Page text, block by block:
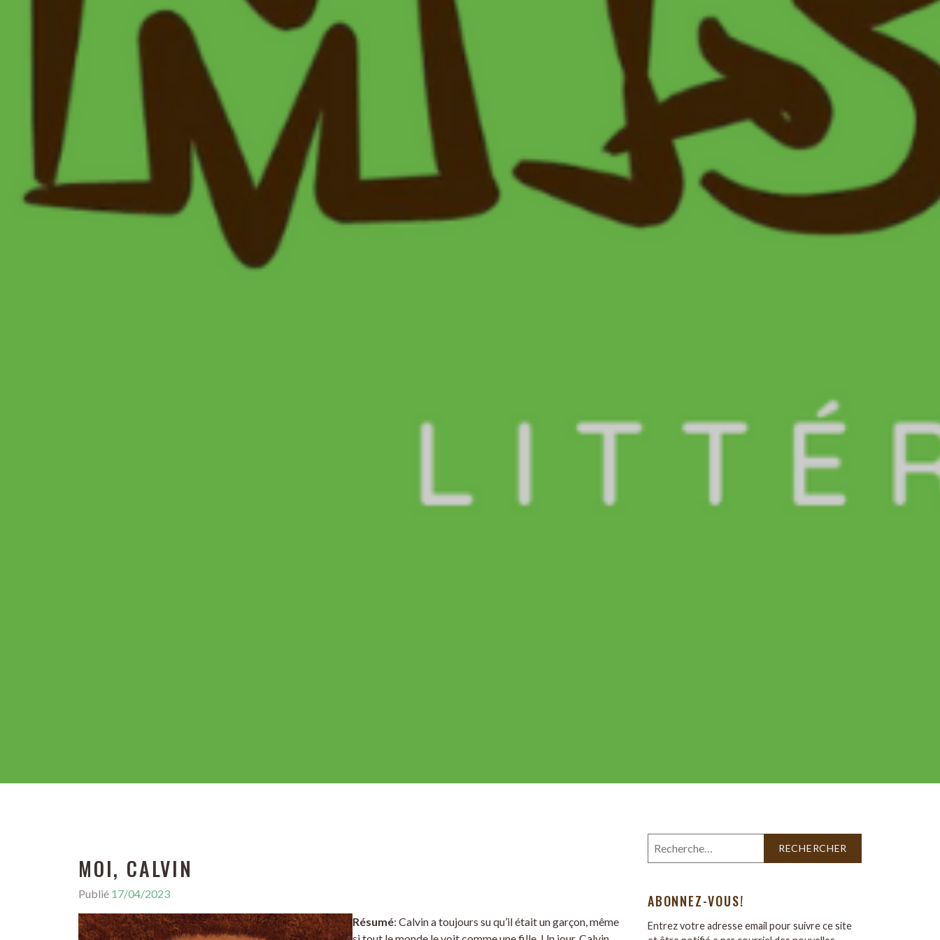
MOI, CALVIN
Publié 17/04/2023
Résumé: Calvin a toujours su qu’il était un garçon, même
ABONNEZ-VOUS!
Entrez votre adresse email pour suivre ce site